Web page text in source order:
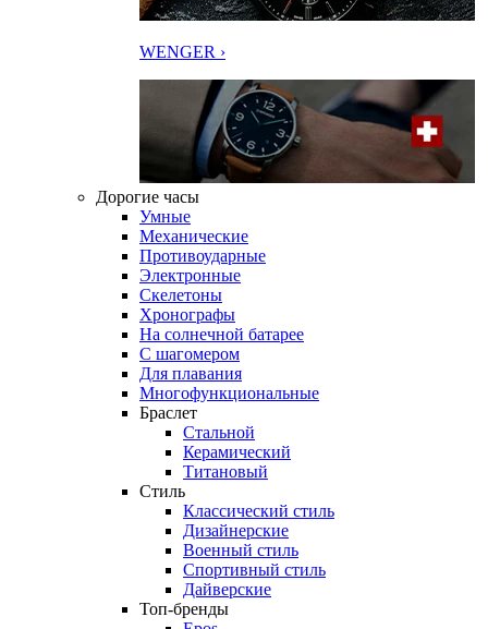
WENGER ›
Дорогие часы
Умные
Механические
Противоударные
Электронные
Скелетоны
Хронографы
На солнечной батарее
С шагомером
Для плавания
Многофункциональные
Браслет
Стальной
Керамический
Титановый
Стиль
Классический стиль
Дизайнерские
Военный стиль
Спортивный стиль
Дайверские
Топ-бренды